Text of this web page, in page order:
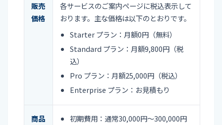
販売
価格
各サービスのご案内ページに税込表示して
おります。主な価格は以下のとおりです。
Starter プラン：月額0円（無料）
Standard プラン：月額9,800円（税
込）
Pro プラン：月額25,000円（税込）
Enterprise プラン：お見積もり
商品
初期費用：通常30,000円〜300,000円